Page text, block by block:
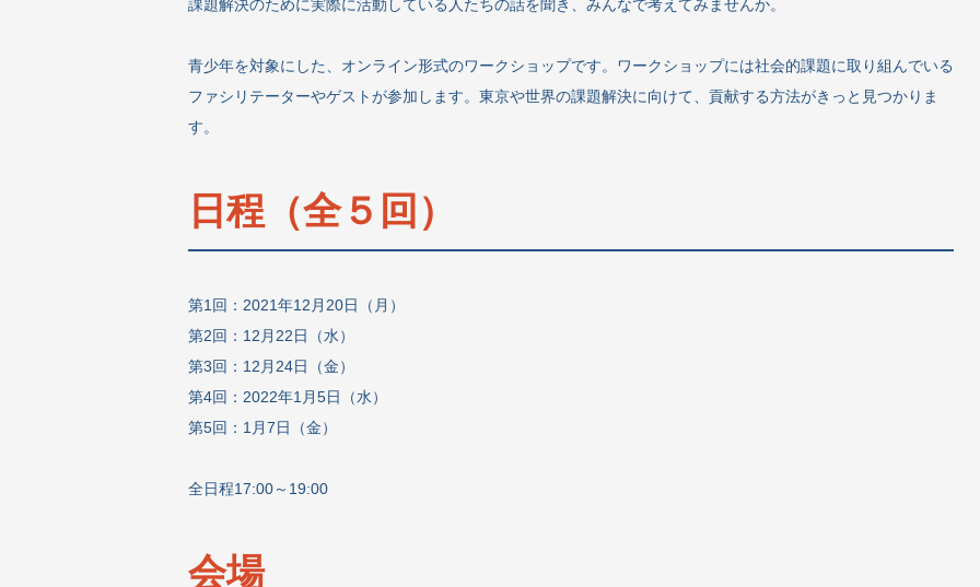
課題解決のために実際に活動している人たちの話を聞き、みんなで考えてみませんか。
青少年を対象にした、オンライン形式のワークショップです。ワークショップには社会的課題に取り組んでいる
ファシリテーターやゲストが参加します。東京や世界の課題解決に向けて、貢献する方法がきっと見つかりま
す。
日程（全５回）
第1回：2021年12月20日（月）
第2回：12月22日（水）
第3回：12月24日（金）
第4回：2022年1月5日（水）
第5回：1月7日（金）
全日程17:00～19:00
会場